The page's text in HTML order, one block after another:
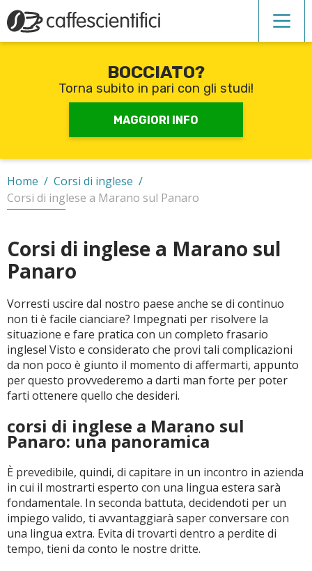
Recupero anni scolastici
Scuole private
Scuole serali
BOCCIATO?
Torna subito in pari con gli studi!
MAGGIORI INFO
Home / Corsi di inglese /
Corsi di inglese a Marano sul Panaro
Corsi di inglese a Marano sul
Panaro
Vorresti uscire dal nostro paese anche se di continuo
non ti è facile cianciare? Impegnati per risolvere la
situazione e fare pratica con un completo frasario
inglese! Visto e considerato che provi tali complicazioni
da non poco è giunto il momento di affermarti, appunto
per questo provvederemo a darti man forte per poter
farti ottenere quello che desideri.
corsi di inglese a Marano sul
Panaro: una panoramica
È prevedibile, quindi, di capitare in un incontro in azienda
in cui il mostrarti esperto con una lingua estera sarà
fondamentale. In seconda battuta, decidendoti per un
impiego valido, ti avvantaggiarà saper conversare con
una lingua extra. Evita di trovarti dentro a perdite di
tempo, tieni da conto le nostre dritte.